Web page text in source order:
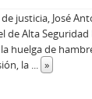
justicia, José
de Alta
huelga de
la ... »